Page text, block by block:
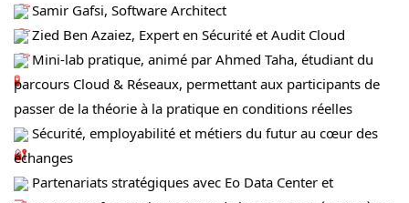
Samir Gafsi, Software Architect
Zied Ben Azaiez, Expert en Sécurité et Audit Cloud
Mini-lab pratique, animé par Ahmed Taha, étudiant du
parcours Cloud & Réseaux, permettant aux participants de
passer de la théorie à la pratique en conditions réelles
Sécurité, employabilité et métiers du futur au cœur des
échanges
Partenariats stratégiques avec Eo Data Center et